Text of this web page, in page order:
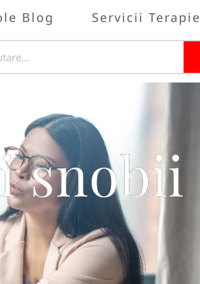
Blog Servicii Terapie
snobii